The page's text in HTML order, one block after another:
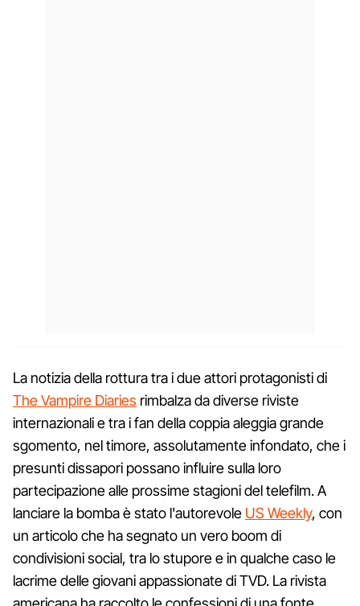
La notizia della rottura tra i due attori protagonisti di
The Vampire Diaries rimbalza da diverse riviste
internazionali e tra i fan della coppia aleggia grande
sgomento, nel timore, assolutamente infondato, che i
presunti dissapori possano influire sulla loro
partecipazione alle prossime stagioni del telefilm. A
lanciare la bomba è stato l'autorevole US Weekly, con
un articolo che ha segnato un vero boom di
condivisioni social, tra lo stupore e in qualche caso le
lacrime delle giovani appassionate di TVD. La rivista